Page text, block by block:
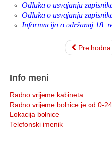
Odluka o usvajanju
Odluka o usvajanju
Informacija o održanoj 18.
Prethodna
Info meni
Radno vrijeme kabineta
Radno vrijeme bolnice je od 0-24
Lokacija bolnice
Telefonski imenik